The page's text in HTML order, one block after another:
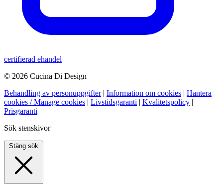
certifierad ehandel
© 2026 Cucina Di Design
Behandling av personuppgifter | Information om cookies | Hantera
cookies / Manage cookies | Livstidsgaranti | Kvalitetspolicy |
Prisgaranti
Sök stenskivor
Stäng sök